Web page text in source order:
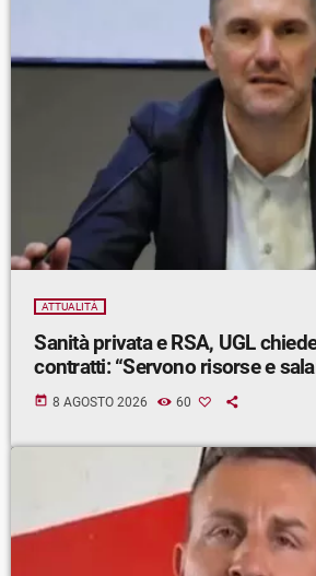
ATTUALITÀ
Sanità privata e RSA, UGL
contratti: “Servono risorse e
today 8 AGOSTO 2026 60